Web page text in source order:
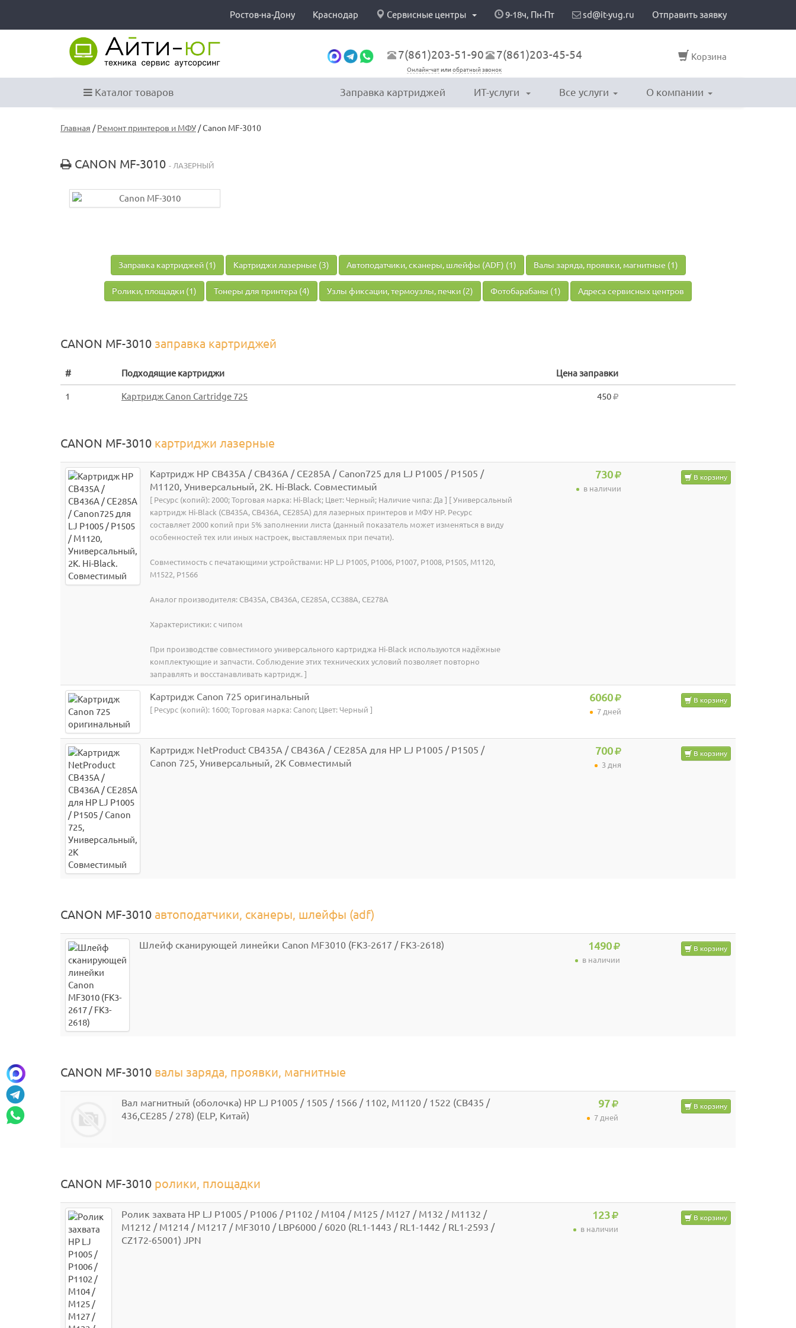
Ростов-на-Дону Краснодар Сервисные центры 9-18ч, Пн-Пт sd@it-yug.ru Отправить заявку
7(861)203-51-90 7(861)203-45-54
Онлайн-чатилиобратный звонок
Корзина
Каталог товаров Заправка картриджей ИТ-услуги Все услуги О компании
Главная /Ремонт принтеров и МФУ / Canon MF-3010
CANON MF-3010 - ЛАЗЕРНЫЙ
Заправка картриджей (1) Картриджи лазерные (3) Автоподатчики, сканеры, шлейфы (ADF) (1) Валы заряда, проявки, магнитные (1)
Ролики, площадки (1) Тонеры для принтера (4) Узлы фиксации, термоузлы, печки (2) Фотобарабаны (1) Адреса сервисных центров
CANON MF-3010 заправка картриджей
# Подходящие картриджи Цена заправки
1 Картридж Canon Cartridge 725 450
CANON MF-3010 картриджи лазерные
Картридж HP CB435A / CB436A / CE285A / Canon725 для LJ P1005 / P1505 /
M1120, Универсальный, 2K. Hi-Black. Совместимый
[ Ресурс (копий): 2000; Торговая марка: Hi-Black; Цвет: Черный; Наличие чипа: Да ] [ Универсальный
картридж Hi-Black (CB435A, CB436A, CE285A) для лазерных принтеров и МФУ HP. Ресурс
составляет 2000 копий при 5% заполнении листа (данный показатель может изменяться в виду
особенностей тех или иных настроек, выставляемых при печати).
Совместимость с печатающими устройствами: HP LJ P1005, P1006, P1007, P1008, P1505, M1120,
M1522, P1566
Аналог производителя: CB435A, CB436A, CE285A, CC388A, CE278A
Характеристики: с чипом
При производстве совместимого универсального картриджа Hi-Black используются надёжные
комплектующие и запчасти. Соблюдение этих технических условий позволяет повторно
заправлять и восстанавливать картридж. ]
730
в наличии
В корзину
Картридж Canon 725 оригинальный
[ Ресурс (копий): 1600; Торговая марка: Canon; Цвет: Черный ]
6060
7 дней
В корзину
Картридж NetProduct CB435A / CB436A / CE285A для HP LJ P1005 / P1505 /
Canon 725, Универсальный, 2K Совместимый
700
3 дня
В корзину
CANON MF-3010 автоподатчики, сканеры, шлейфы (adf)
Шлейф сканирующей линейки Canon MF3010 (FK3-2617 / FK3-2618) 1490
в наличии
В корзину
CANON MF-3010 валы заряда, проявки, магнитные
Вал магнитный (оболочка) HP LJ P1005 / 1505 / 1566 / 1102, M1120 / 1522 (CB435 /
436,CE285 / 278) (ELP, Китай)
97
7 дней
В корзину
CANON MF-3010 ролики, площадки
Ролик захвата HP LJ P1005 / P1006 / P1102 / M104 / M125 / M127 / M132 / M1132 /
M1212 / M1214 / M1217 / MF3010 / LBP6000 / 6020 (RL1-1443 / RL1-1442 / RL1-2593 /
CZ172-65001) JPN
123
в наличии
В корзину